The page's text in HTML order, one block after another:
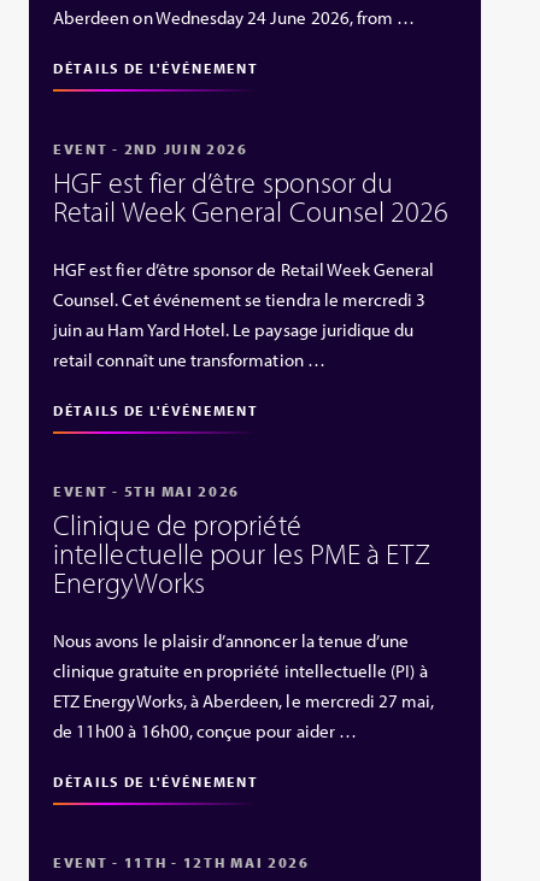
Aberdeen on Wednesday 24 June 2026, from …
DÉTAILS DE L'ÉVÉNEMENT
EVENT - 2ND JUIN 2026
HGF est fier d’être sponsor du
Retail Week General Counsel 2026
HGF est fier d’être sponsor de Retail Week General
Counsel. Cet événement se tiendra le mercredi 3
juin au Ham Yard Hotel. Le paysage juridique du
retail connaît une transformation …
DÉTAILS DE L'ÉVÉNEMENT
EVENT - 5TH MAI 2026
Clinique de propriété
intellectuelle pour les PME à ETZ
EnergyWorks
Nous avons le plaisir d’annoncer la tenue d’une
clinique gratuite en propriété intellectuelle (PI) à
ETZ EnergyWorks, à Aberdeen, le mercredi 27 mai,
de 11h00 à 16h00, conçue pour aider …
DÉTAILS DE L'ÉVÉNEMENT
EVENT - 11TH - 12TH MAI 2026